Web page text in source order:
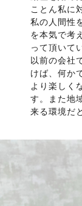
ことん私に
私の人間性
を本気で考
って頂いて
以前の会社
けば、何か
より楽しく
す。また地
来る環境だ